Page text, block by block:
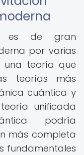
es de gran
por varias
una teoría que
teorías más
cuántica y
unificada
podría
más completa
fundamentales